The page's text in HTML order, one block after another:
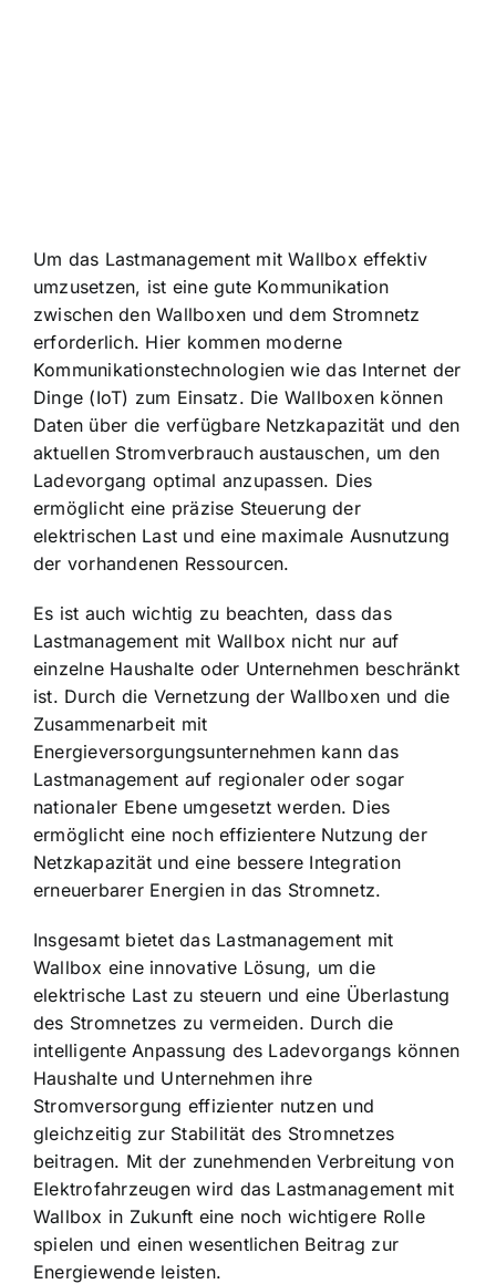
Um das Lastmanagement mit Wallbox effektiv
umzusetzen, ist einegute Kommunikation
zwischen den Wallboxen und dem Stromnetz
erforderlich. Hier kommen moderne
Kommunikationstechnologien wie das Internet der
Dinge (IoT) zum Einsatz. Die Wallboxen können
Daten über die verfügbare Netzkapazität und den
aktuellen Stromverbrauch austauschen, um den
Ladevorgang optimal anzupassen. Dies
ermöglicht eine präzise Steuerung der
elektrischen Last und eine maximale Ausnutzung
der vorhandenen Ressourcen.
Es ist auch wichtig zu beachten, dass das
Lastmanagement mit Wallbox nicht nur auf
einzelne Haushalte oder Unternehmen beschränkt
ist. Durch die Vernetzung der Wallboxen und die
Zusammenarbeit mit
Energieversorgungsunternehmen kann das
Lastmanagement auf regionaler oder sogar
nationaler Ebene umgesetzt werden. Dies
ermöglicht eine noch effizientere Nutzung der
Netzkapazität und eine bessere Integration
erneuerbarer Energien in das Stromnetz.
Insgesamt bietet das Lastmanagement mit
Wallbox eine innovative Lösung, um die
elektrische Last zu steuern und eine Überlastung
des Stromnetzes zu vermeiden. Durch die
intelligente Anpassung des Ladevorgangs können
Haushalte und Unternehmen ihre
Stromversorgung effizienter nutzen und
gleichzeitig zur Stabilität des Stromnetzes
beitragen. Mit der zunehmenden Verbreitung von
Elektrofahrzeugen wird das Lastmanagement mit
Wallbox in Zukunft eine noch wichtigere Rolle
spielen und einen wesentlichen Beitrag zur
Energiewende leisten.